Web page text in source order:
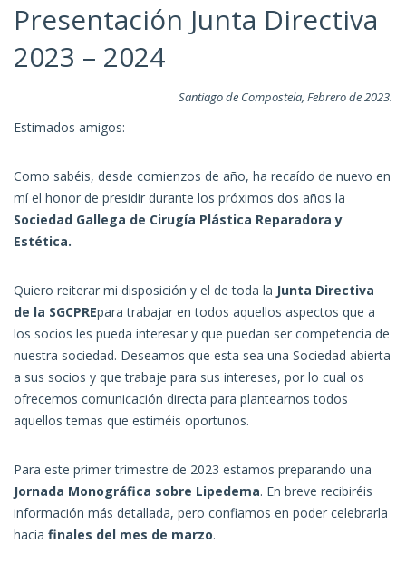
Presentación Junta Directiva
2023 – 2024
Santiago de Compostela, Febrero de 2023.
Estimados amigos:
Como sabéis, desde comienzos de año, ha recaído de nuevo en
mí el honor de presidir durante los próximos dos años la
Sociedad Gallega de Cirugía Plástica Reparadora y
Estética.
Quiero reiterar mi disposición y el de toda la Junta Directiva
de la SGCPREpara trabajar en todos aquellos aspectos que a
los socios les pueda interesar y que puedan ser competencia de
nuestra sociedad. Deseamos que esta sea una Sociedad abierta
a sus socios y que trabaje para sus intereses, por lo cual os
ofrecemos comunicación directa para plantearnos todos
aquellos temas que estiméis oportunos.
Para este primer trimestre de 2023 estamos preparando una
Jornada Monográfica sobre Lipedema. En breve recibiréis
información más detallada, pero confiamos en poder celebrarla
hacia finales del mes de marzo.